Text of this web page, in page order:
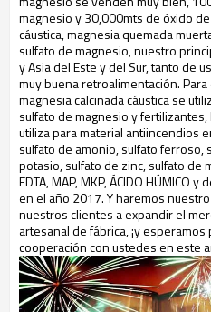
magnesio y 30,000mts de óxido
cáustica, magnesia quemada
sulfato de magnesio, nuestro
y Asia del Este y del Sur, tanto de
muy buena retroalimentación.
magnesia calcinada cáustica se
sulfato de magnesio y
utiliza para material antiincendios
sulfato de amonio, sulfato ferroso,
potasio, sulfato de zinc, sulfato de
EDTA, MAP, MKP, ÁCIDO HÚMICO
en el año 2017. Y haremos
nuestros clientes a expandir el
artesanal de fábrica, ¡y
cooperación con ustedes en este